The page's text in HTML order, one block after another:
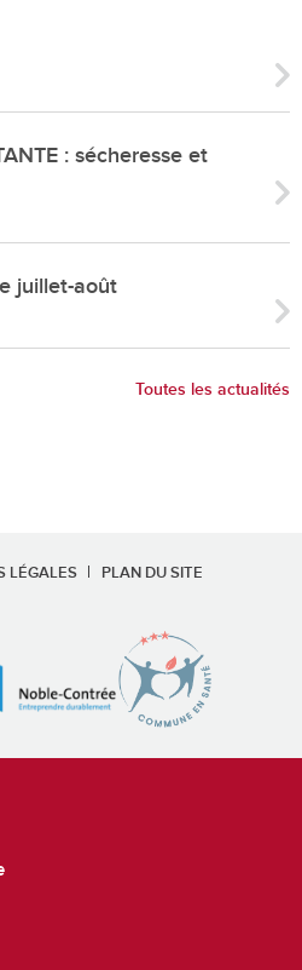
: sécheresse et
juillet-août
Toutes les actualités
LÉGALES PLAN DU SITE